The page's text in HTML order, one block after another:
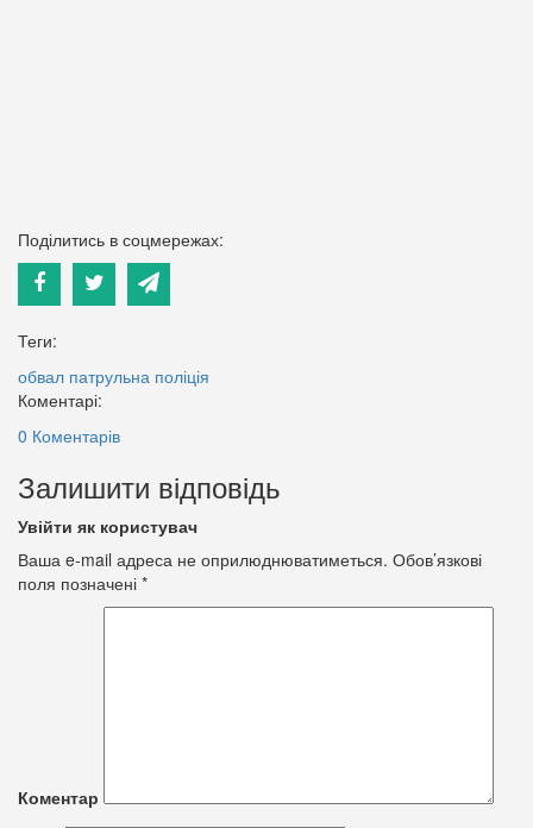
Поділитись в соцмережах:
Теги:
обвал патрульна поліція
Коментарі:
0 Коментарів
Залишити відповідь
Увійти як користувач
Ваша e-mail адреса не оприлюднюватиметься. Обов’язкові
поля позначені *
Коментар